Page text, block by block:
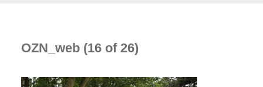
OZN_web (16 of 26)